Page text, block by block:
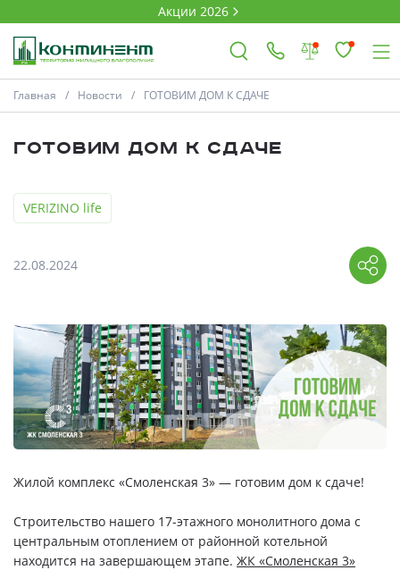
Акции 2026
Новости
Выбор недвижимости
Свои Люди
О компании
Главная Новости ГОТОВИМ ДОМ К СДАЧЕ
ГОТОВИМ ДОМ К СДАЧЕ
VERIZINO life
22.08.2024
Жилой комплекс «Смоленская 3» — готовим дом к сдаче!
Строительство нашего 17-этажного монолитного дома с
центральным отоплением от районной котельной
находится на завершающем этапе. ЖК «Смоленская 3»